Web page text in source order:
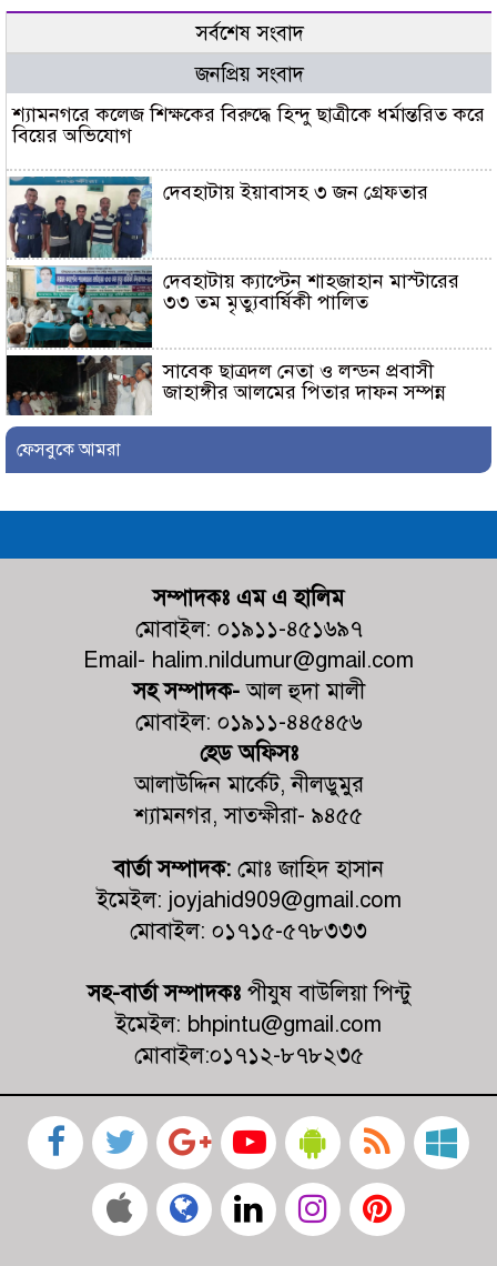
সর্বশেষ সংবাদ
জনপ্রিয় সংবাদ
শ্যামনগরে কলেজ শিক্ষকের বিরুদ্ধে হিন্দু ছাত্রীকে ধর্মান্তরিত করে
বিয়ের অভিযোগ
দেবহাটায় ইয়াবাসহ ৩ জন গ্রেফতার
দেবহাটায় ক্যাপ্টেন শাহজাহান মাস্টারের
৩৩ তম মৃত্যুবার্ষিকী পালিত
সাবেক ছাত্রদল নেতা ও লন্ডন প্রবাসী
জাহাঙ্গীর আলমের পিতার দাফন সম্পন্ন
‘মিথ্যা ও ভিত্তিহীন’ দাবি করে চম্পা
নুরনগরে গ্রাম্য ডাক্তারের ভুল চিকিৎসার
কারণে রোগীর মৃ+ত্যুর অভিযোগ,
ঘটনাস্থলে পুলিশ
কালিগঞ্জের পল্লীতে পৈতৃক ভিটা থেকে
সন্তান উচ্ছেদের পায়তারার প্রতিবাদে
মানববন্ধন
ভোট আসে জনপ্রতিনিধি হয়, কিন্তু
মহেশ্বরপুরের কোন উন্নয়ন হয়না
বিদ্যালয়ের কমিটির অভিষেক অনুষ্ঠিত
কালিগঞ্জে ট্রাকচাপায় শিশুর মর্মান্তিক মৃত্যু,
ফেসবুকে আমরা
সম্পাদকঃ এম এ হালিম
মোবাইল: ০১৯১১-৪৫১৬৯৭
Email- halim.nildumur@gmail.com
সহ সম্পাদক-আল হুদা মালী
মোবাইল: ০১৯১১-৪৪৫৪৫৬
হেড অফিসঃ
আলাউদ্দিন মার্কেট, নীলডুমুর
শ্যামনগর, সাতক্ষীরা- ৯৪৫৫
বার্তা সম্পাদক: মোঃ জাহিদ হাসান
ইমেইল: joyjahid909@gmail.com
মোবাইল: ০১৭১৫-৫৭৮৩৩৩
সহ-বার্তা সম্পাদকঃপীযুষ বাউলিয়া পিন্টু
ইমেইল: bhpintu@gmail.com
মোবাইল:০১৭১২-৮৭৮২৩৫